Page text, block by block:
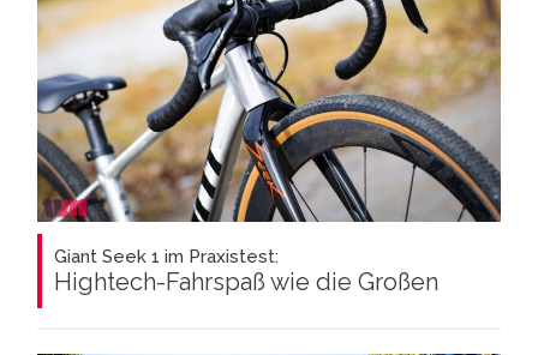
Giant Seek 1 im Praxistest:
Hightech-Fahrspaß wie die Großen